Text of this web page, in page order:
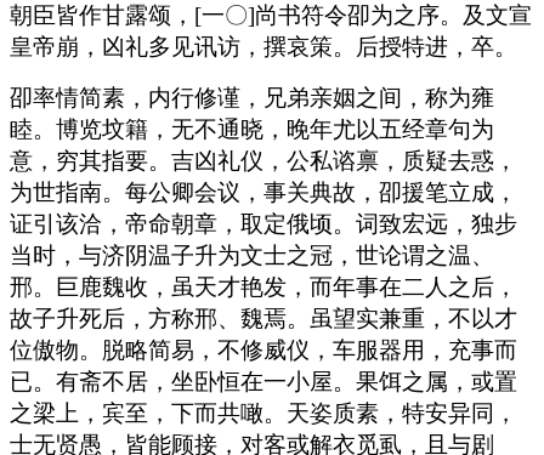
朝臣皆作甘露颂，[一〇]尚书符令卲为之序。及文宣
皇帝崩，凶礼多见讯访，撰哀策。后授特进，卒。
卲率情简素，内行修谨，兄弟亲姻之间，称为雍
睦。博览坟籍，无不通晓，晚年尤以五经章句为
意，穷其指要。吉凶礼仪，公私谘禀，质疑去惑，
为世指南。每公卿会议，事关典故，卲援笔立成，
证引该洽，帝命朝章，取定俄顷。词致宏远，独步
当时，与济阴温子升为文士之冠，世论谓之温、
邢。巨鹿魏收，虽天才艳发，而年事在二人之后，
故子升死后，方称邢、魏焉。虽望实兼重，不以才
位傲物。脱略简易，不修威仪，车服器用，充事而
已。有斋不居，坐卧恒在一小屋。果饵之属，或置
之梁上，宾至，下而共噉。天姿质素，特安异同，
士无贤愚，皆能顾接，对客或解衣觅虱，且与剧